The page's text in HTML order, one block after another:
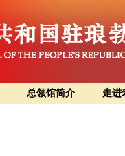
总领馆简介 走进